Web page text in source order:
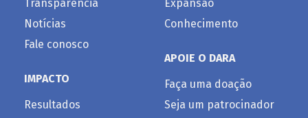
Transparência
Notícias
Fale conosco
IMPACTO
Resultados
Expansão
Conhecimento
APOIE O DARA
Faça uma doação
Seja um patrocinador